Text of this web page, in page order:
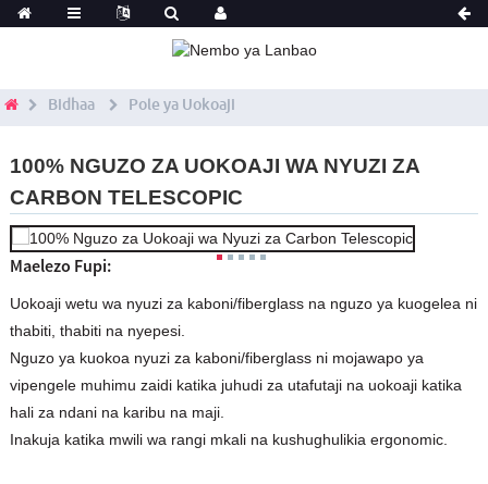
Bidhaa Pole ya Uokoaji
100% NGUZO ZA UOKOAJI WA NYUZI ZA
CARBON TELESCOPIC
Maelezo Fupi:
Uokoaji wetu wa nyuzi za kaboni/fiberglass na nguzo ya kuogelea ni
thabiti, thabiti na nyepesi.
Nguzo ya kuokoa nyuzi za kaboni/fiberglass ni mojawapo ya
vipengele muhimu zaidi katika juhudi za utafutaji na uokoaji katika
hali za ndani na karibu na maji.
Inakuja katika mwili wa rangi mkali na kushughulikia ergonomic.